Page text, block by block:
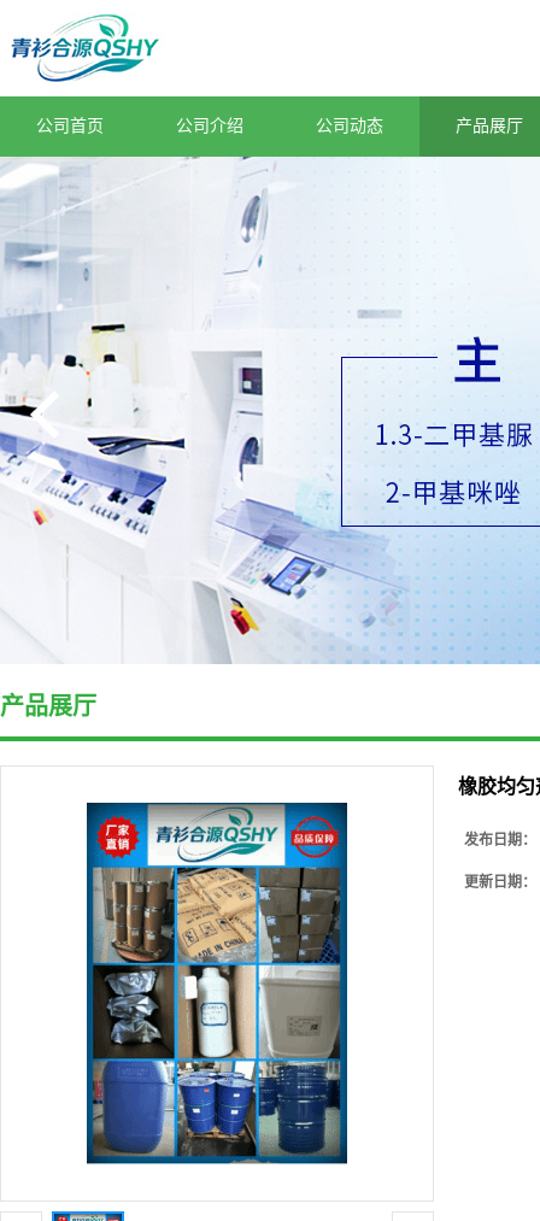
公司首页 公司介绍 公司动态 产品展厅
产品展厅
橡胶均匀
发布日期：
更新日期：